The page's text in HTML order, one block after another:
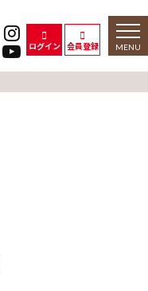
ログイン 会員登録
toggle